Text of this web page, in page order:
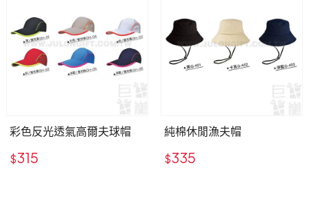
彩色反光透氣高爾夫球帽
$315
純棉休閒漁夫帽
$335